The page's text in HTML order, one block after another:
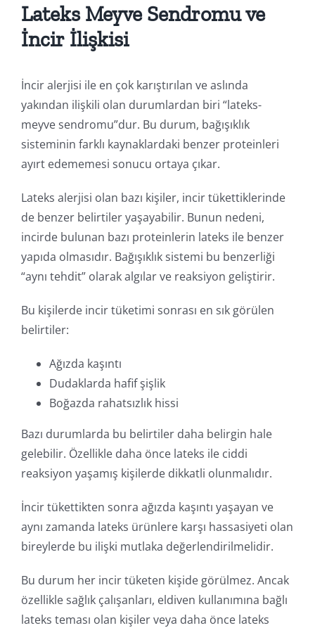
Lateks Meyve Sendromu ve
İncir İlişkisi
İncir alerjisi ile en çok karıştırılan ve aslında
yakından ilişkili olan durumlardan biri “lateks-
meyve sendromu”dur. Bu durum, bağışıklık
sisteminin farklı kaynaklardaki benzer proteinleri
ayırt edememesi sonucu ortaya çıkar.
Lateks alerjisi olan bazı kişiler, incir tükettiklerinde
de benzer belirtiler yaşayabilir. Bunun nedeni,
incirde bulunan bazı proteinlerin lateks ile benzer
yapıda olmasıdır. Bağışıklık sistemi bu benzerliği
“aynı tehdit” olarak algılar ve reaksiyon geliştirir.
Bu kişilerde incir tüketimi sonrası en sık görülen
belirtiler:
Ağızda kaşıntı
Dudaklarda hafif şişlik
Boğazda rahatsızlık hissi
Bazı durumlarda bu belirtiler daha belirgin hale
gelebilir. Özellikle daha önce lateks ile ciddi
reaksiyon yaşamış kişilerde dikkatli olunmalıdır.
İncir tükettikten sonra ağızda kaşıntı yaşayan ve
aynı zamanda lateks ürünlere karşı hassasiyeti olan
bireylerde bu ilişki mutlaka değerlendirilmelidir.
Bu durum her incir tüketen kişide görülmez. Ancak
özellikle sağlık çalışanları, eldiven kullanımına bağlı
lateks teması olan kişiler veya daha önce lateks